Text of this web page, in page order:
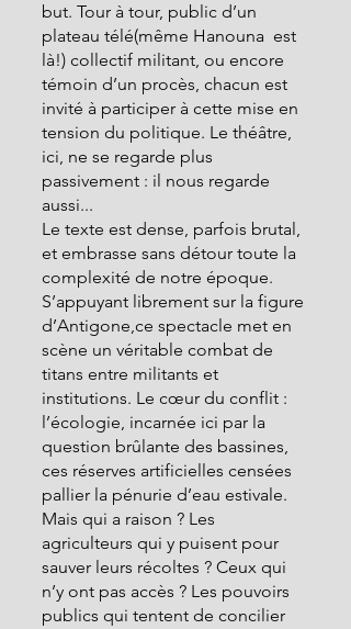
but. Tour à tour, public d’un
plateau télé(même Hanouna  est
là!) collectif militant, ou encore
témoin d’un procès, chacun est
invité à participer à cette mise en
tension du politique. Le théâtre,
ici, ne se regarde plus
passivement : il nous regarde
aussi...
Le texte est dense, parfois brutal,
et embrasse sans détour toute la
complexité de notre époque.
S’appuyant librement sur la figure
d’Antigone,ce spectacle met en
scène un véritable combat de
titans entre militants et
institutions. Le cœur du conflit :
l’écologie, incarnée ici par la
question brûlante des bassines,
ces réserves artificielles censées
pallier la pénurie d’eau estivale.
Mais qui a raison ? Les
agriculteurs qui y puisent pour
sauver leurs récoltes ? Ceux qui
n’y ont pas accès ? Les pouvoirs
publics qui tentent de concilier